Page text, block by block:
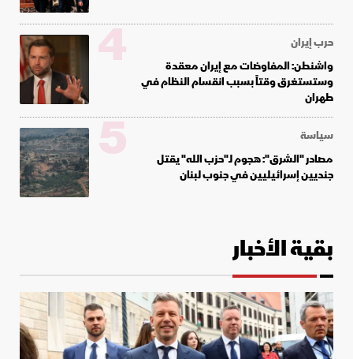
حرب إيران
واشنطن: المفاوضات مع إيران معقدة
وستستغرق وقتاً بسبب انقسام النظام في
طهران
4
سياسة
مصادر "الشرق": هجوم لـ"حزب الله" يقتل
جنديين إسرائيليين في جنوب لبنان
5
بقية الأخبار